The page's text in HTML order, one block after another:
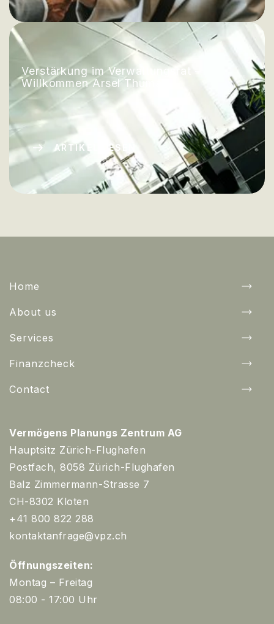
Verstärkung im Verwaltungsrat –
Willkommen Arsel Thuma.
ARTIKEL LESEN
Home
About us
Services
Finanzcheck
Contact
Vermögens Planungs Zentrum AG
Hauptsitz Zürich-Flughafen
Postfach, 8058 Zürich-Flughafen
Balz Zimmermann-Strasse 7
CH-8302 Kloten
+41 800 822 288
kontaktanfrage@vpz.ch
Öffnungszeiten:
Montag – Freitag
08:00 - 17:00 Uhr